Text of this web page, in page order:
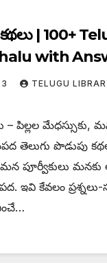
| 100+
with
TELUGU
– పిల్లల మేధస్సుకు,
తెలుగు పొడుపు
పూర్వీకులు
ఇవి కేవలం